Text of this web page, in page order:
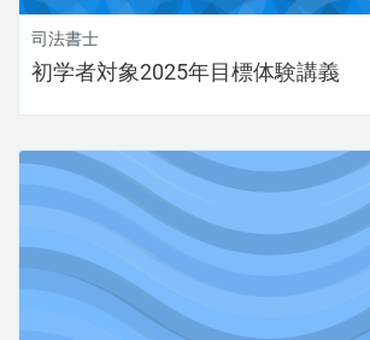
司法書士
初学者対象2025年目標体験講義